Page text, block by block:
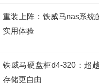
重装上阵：铁威马nas系统
实用体验
铁威马硬盘柜d4-320：超
存储更自由